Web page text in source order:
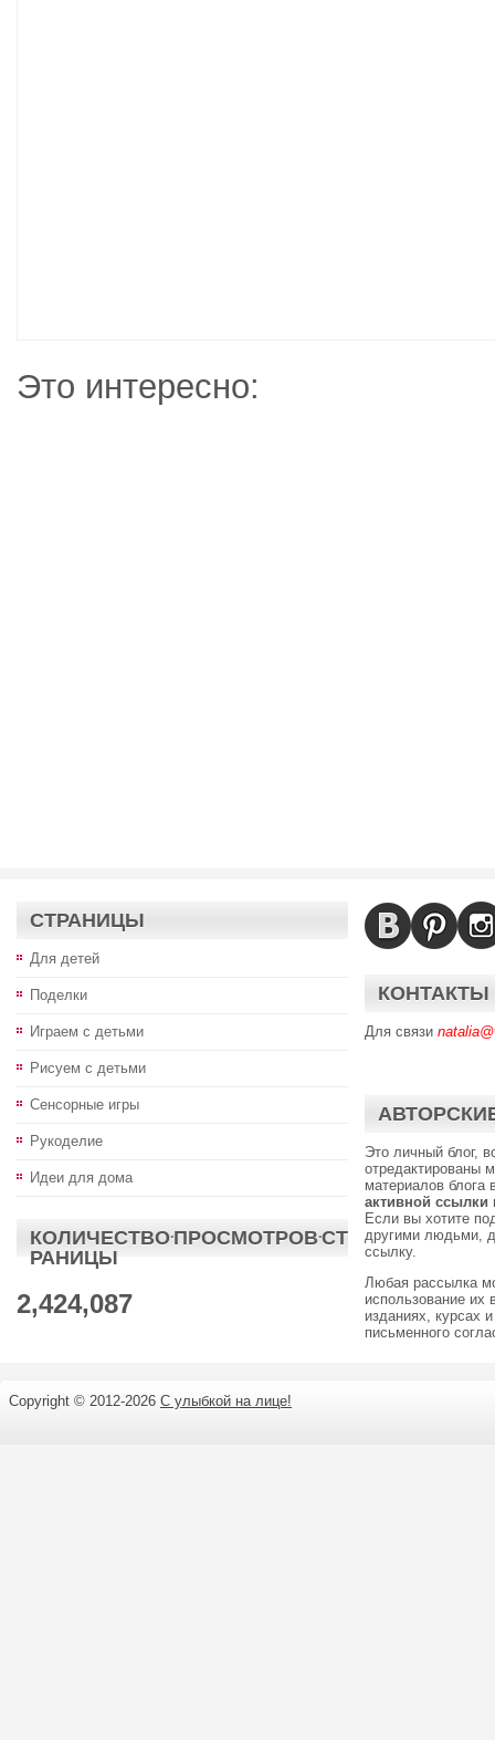
Это интересно:
СТРАНИЦЫ
Для детей
Поделки
Играем с детьми
Рисуем с детьми
Сенсорные игры
Рукоделие
Идеи для дома
КОЛИЧЕСТВО·ПРОСМОТРОВ·СТ
РАНИЦЫ
2,424,087
КОНТАКТЫ
Для связи
Это личный блог,
отредактированы
материалов блога
активной ссылки
Если вы хотите
другими людьми,
ссылку.
Любая рассылка
использование их
изданиях, курсах
письменного
Copyright © 2012-2026 С улыбкой на лице!